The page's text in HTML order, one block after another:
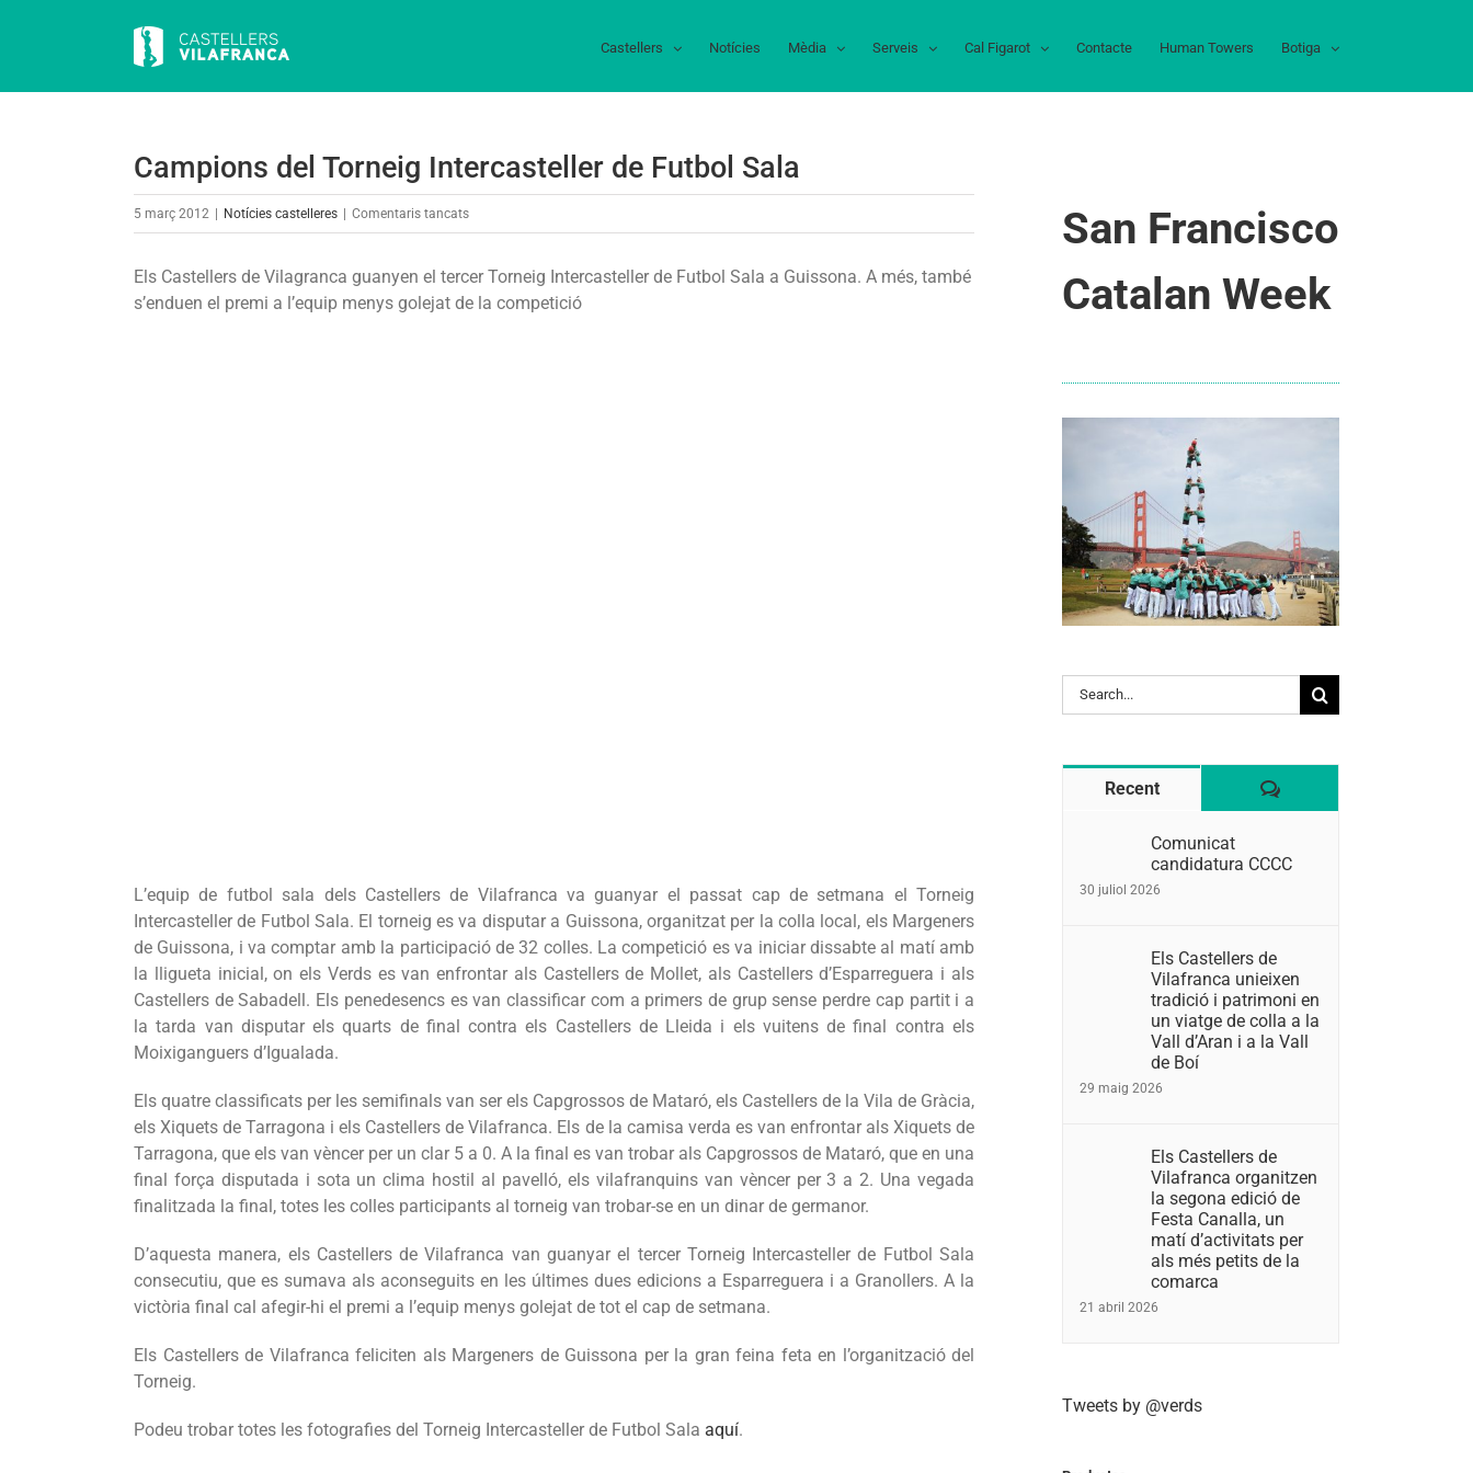
Castellers Notícies Mèdia Serveis Cal Figarot Contacte Human Towers Botiga
Campions del Torneig Intercasteller de Futbol Sala
5 març 2012 Notícies castelleres Comentaris tancatsa
Els Castellers de Vilagranca guanyen el tercer Torneig Intercasteller de Futbol Sala a Guissona. A més, també
s’enduen el premi a l’equip menys golejat de la competició
L’equip de futbol sala dels Castellers de Vilafranca va guanyar el passat cap de setmana el Torneig
Intercasteller de Futbol Sala. El torneig es va disputar a Guissona, organitzat per la colla local, els Margeners
de Guissona, i va comptar amb la participació de 32 colles. La competició es va iniciar dissabte al matí amb
la lligueta inicial, on els Verds es van enfrontar als Castellers de Mollet, als Castellers d’Esparreguera i als
Castellers de Sabadell. Els penedesencs es van classificar com a primers de grup sense perdre cap partit i a
la tarda van disputar els quarts de final contra els Castellers de Lleida i els vuitens de final contra els
Moixiganguers d’Igualada.
Els quatre classificats per les semifinals van ser els Capgrossos de Mataró, els Castellers de la Vila de Gràcia,
els Xiquets de Tarragona i els Castellers de Vilafranca. Els de la camisa verda es van enfrontar als Xiquets de
Tarragona, que els van vèncer per un clar 5 a 0. A la final es van trobar als Capgrossos de Mataró, que en una
final força disputada i sota un clima hostil al pavelló, els vilafranquins van vèncer per 3 a 2. Una vegada
finalitzada la final, totes les colles participants al torneig van trobar-se en un dinar de germanor.
D’aquesta manera, els Castellers de Vilafranca van guanyar el tercer Torneig Intercasteller de Futbol Sala
consecutiu, que es sumava als aconseguits en les últimes dues edicions a Esparreguera i a Granollers. A la
victòria final cal afegir-hi el premi a l’equip menys golejat de tot el cap de setmana.
Els Castellers de Vilafranca feliciten als Margeners de Guissona per la gran feina feta en l’organització del
Torneig.
Podeu trobar totes les fotografies del Torneig Intercasteller de Futbol Sala aquí.
San Francisco
Catalan Week
Search
for:
Recent Comentaris
Comunicat
candidatura CCCC
30 juliol 2026
Els Castellers de
Vilafranca unieixen
tradició i patrimoni en
un viatge de colla a la
Vall d’Aran i a la Vall
de Boí
29 maig 2026
Els Castellers de
Vilafranca organitzen
la segona edició de
Festa Canalla, un
matí d’activitats per
als més petits de la
comarca
21 abril 2026
Tweets by @verds